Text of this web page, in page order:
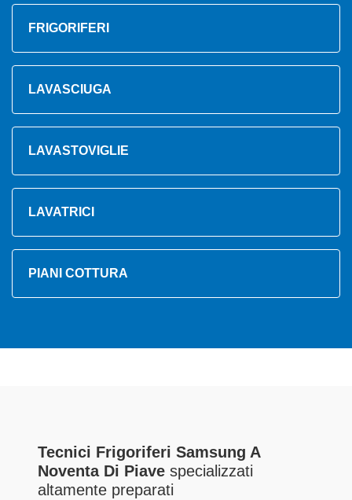
FRIGORIFERI
LAVASCIUGA
LAVASTOVIGLIE
LAVATRICI
PIANI COTTURA
Tecnici Frigoriferi Samsung A
Noventa Di Piave specializzati
altamente preparati